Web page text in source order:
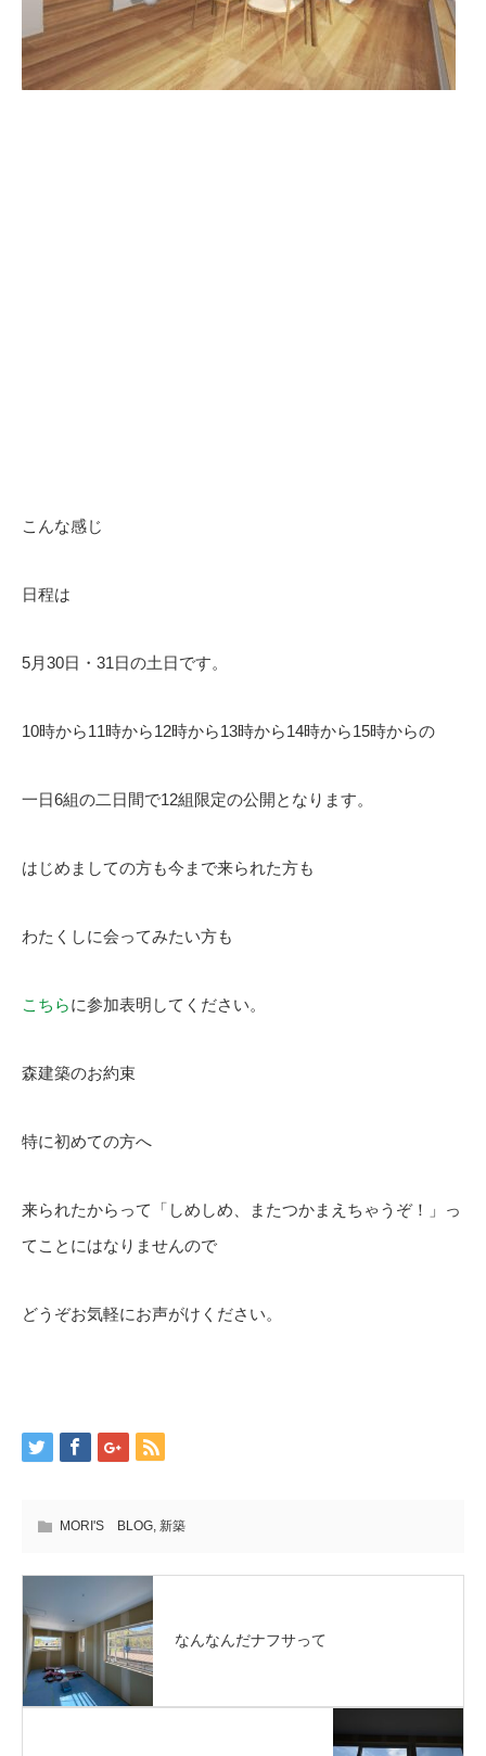
こんな感じ
日程は
5月30日・31日の土日です。
10時から11時から12時から13時から14時から15時からの
一日6組の二日間で12組限定の公開となります。
はじめましての方も今まで来られた方も
わたくしに会ってみたい方も
こちらに参加表明してください。
森建築のお約束
特に初めての方へ
来られたからって「しめしめ、またつかまえちゃうぞ！」っ
てことにはなりませんので
どうぞお気軽にお声がけください。
MORI'S BLOG, 新築
なんなんだナフサって